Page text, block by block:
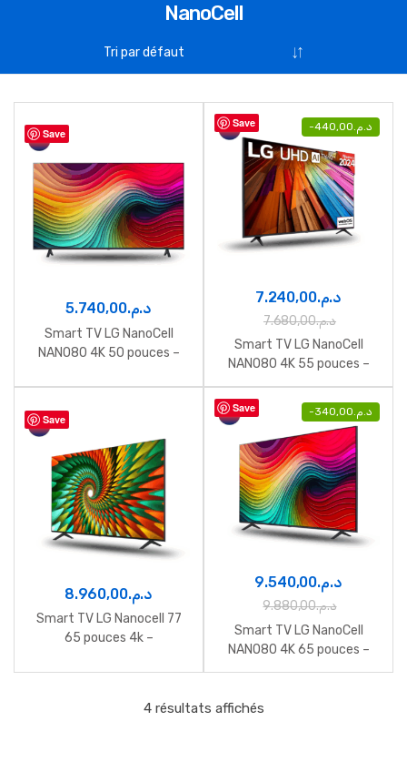
NanoCell
Save
د.م.5.740,00
Smart TV LG NanoCell
NANO80 4K 50 pouces –
Save - د.م. 440,00
د.م.7.240,00
د.م.7.680,00
Smart TV LG NanoCell
NANO80 4K 55 pouces –
55NANO80T6A
Save
د.م.8.960,00
Smart TV LG Nanocell 77
65 pouces 4k –
Save - د.م.340,00
د.م.9.540,00
د.م.9.880,00
Smart TV LG NanoCell
NANO80 4K 65 pouces –
65NANO80T6A
4 résultats affichés